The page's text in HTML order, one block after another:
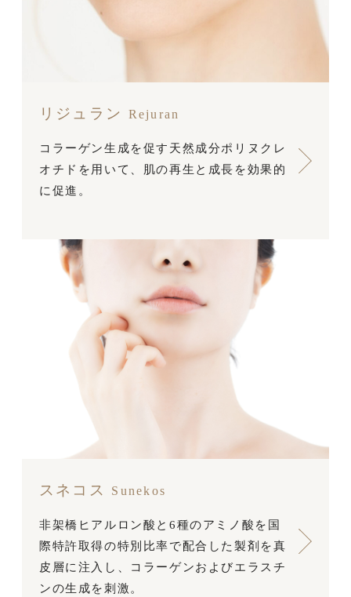
リジュラン Rejuran
コラーゲン生成を促す天然成分ポリヌクレ
オチドを用いて、肌の再生と成長を効果的
に促進。
スネコス Sunekos
非架橋ヒアルロン酸と6種のアミノ酸を国
際特許取得の特別比率で配合した製剤を真
皮層に注入し、コラーゲンおよびエラスチ
ンの生成を刺激。